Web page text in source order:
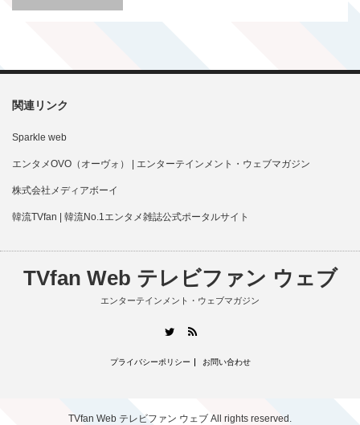
関連リンク
Sparkle web
エンタメOVO（オーヴォ） | エンターテインメント・ウェブマガジン
株式会社メディアボーイ
韓流TVfan | 韓流No.1エンタメ雑誌公式ポータルサイト
TVfan Web テレビファン ウェブ
エンターテインメント・ウェブマガジン
Twitter
プライバシーポリシー お問い合わせ
TVfan Web テレビファン ウェブ All rights reserved.